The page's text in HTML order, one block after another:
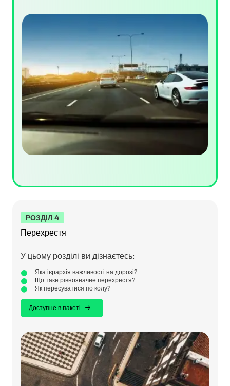
РОЗДІЛ 4
Перехрестя
У цьому розділі ви дізнаєтесь:
Яка ієрархія важливості на дорозі?
Що таке рівнозначне перехрестя?
Як пересуватися по колу?
Доступне в пакеті